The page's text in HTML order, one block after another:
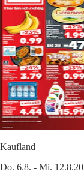
Kaufland
Do. 6.8. - Mi.